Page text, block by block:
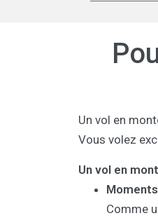
Un vol en
Vous volez
Un vol en
Comme